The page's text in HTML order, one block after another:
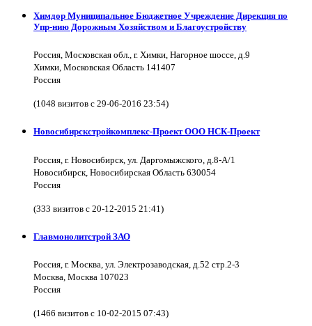
Химдор Муниципальное Бюджетное Учреждение Дирекция по
Упр-нию Дорожным Хозяйством и Благоустройству
Россия, Московская обл., г. Химки, Нагорное шоссе, д.9
Химки, Московская Область 141407
Россия
(1048 визитов с 29-06-2016 23:54)
Новосибирскстройкомплекс-Проект ООО НСК-Проект
Россия, г. Новосибирск, ул. Даргомыжского, д.8-А/1
Новосибирск, Новосибирская Область 630054
Россия
(333 визитов с 20-12-2015 21:41)
Главмонолитстрой ЗАО
Россия, г. Москва, ул. Электрозаводская, д.52 стр.2-3
Москва, Москва 107023
Россия
(1466 визитов с 10-02-2015 07:43)